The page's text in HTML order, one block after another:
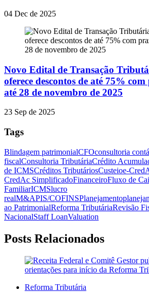
04 Dec de 2025
Novo Edital de Transação
oferece descontos de até 75% com
até 28 de novembro de 2025
23 Sep de 2025
Tags
Blindagem patrimonialCFOconsultoria
fiscalConsultoria TributáriaCrédito
de ICMSCréditos TributáriosCusteioe-
CredAc SimplificadoFinanceiroFluxo de
FamiliarICMSlucro
realM&APIS/COFINSPlanejamento
ao PatrimonialReforma TributáriaRevisão
NacionalStaff LoanValuation
Posts Relacionados
Reforma Tributária